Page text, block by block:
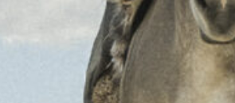
zeigen wir in gemütlicher
Chosen. Beginn ist 18 Uhr.